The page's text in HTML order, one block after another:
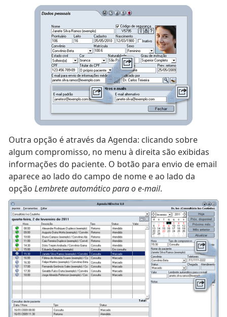
Outra opção é através da Agenda: clicando sobre
algum compromisso, no menu à direita são exibidas
informações do paciente. O botão para envio de email
aparece ao lado do campo de nome e ao lado da
opção Lembrete automático para o e-mail.